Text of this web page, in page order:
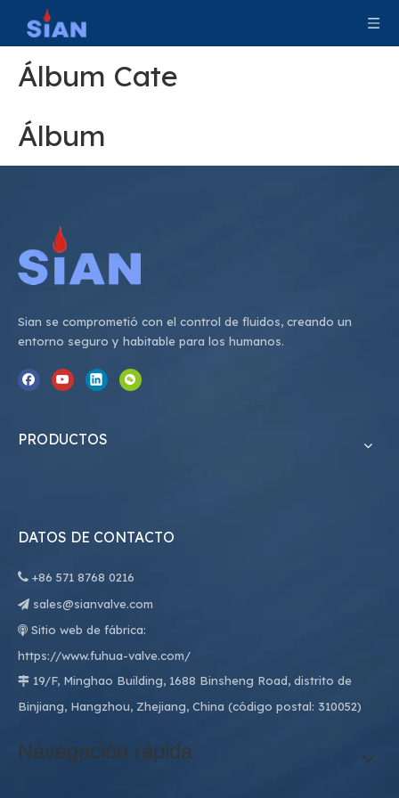
Álbum Cate
Álbum
Sian se comprometió con el control de fluidos, creando un
entorno seguro y habitable para los humanos.
PRODUCTOS
DATOS DE CONTACTO
 +86 571 8768 0216
 sales@sianvalve.com
 Sitio web de fábrica:
https://www.fuhua-valve.com/
 19/F, Minghao Building, 1688 Binsheng Road, distrito de
Binjiang, Hangzhou, Zhejiang, China (código postal: 310052)
Navegación rápida